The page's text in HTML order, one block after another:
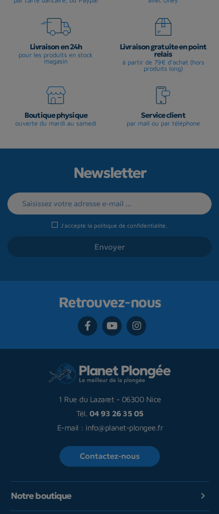
Livraison en 24h
pour les produits en stock
magasin
Livraison gratuite en point
relais
à partir de 79€ d'achat (hors
produits long)
Boutique physique
ouverte du mardi au samedi
Service client
par mail ou par téléphone
Newsletter
J'accepte la politique de confidentialité
Retrouvez-nous
1 Rue du Lazaret - 06300 Nice
Tél. 04 93 26 35 05
E-mail : info@planet-plongee.fr
Contactez-nous
Notre boutique 